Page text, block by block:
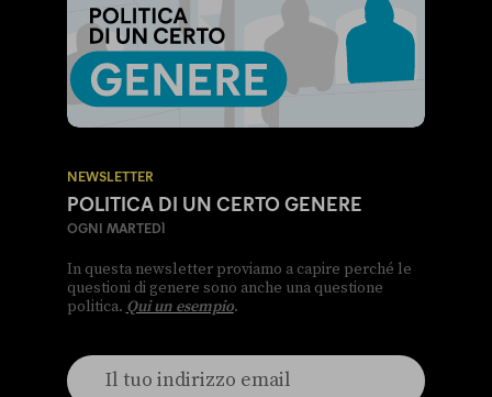
NEWSLETTER
POLITICA DI UN CERTO GENERE
OGNI MARTEDÌ
In questa newsletter proviamo a capire perché le
questioni di genere sono anche una questione
politica. Qui un esempio.